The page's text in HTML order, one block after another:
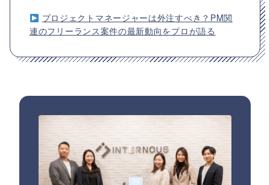
プロジェクトマネージャーは外注すべき？PM関
連のフリーランス案件の最新動向をプロが語る